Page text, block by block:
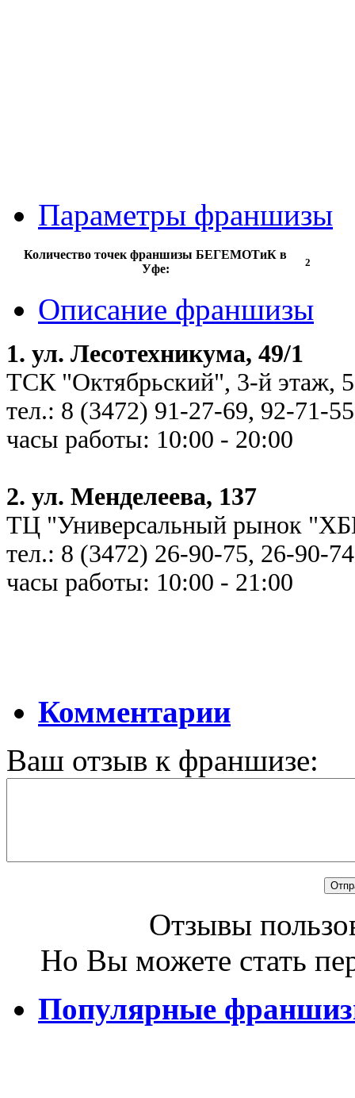
Параметры франшизы
Количество точек франшизы БЕГЕМОТиК в
Уфе:
2
Описание франшизы
1. ул. Лесотехникума, 49/1
ТСК "Октябрьский", 3-й этаж,
тел.: 8 (3472) 91-27-69, 92-71-55
часы работы: 10:00 - 20:00
2. ул. Менделеева, 137
ТЦ "Универсальный рынок
тел.: 8 (3472) 26-90-75, 26-90-74
часы работы: 10:00 - 21:00
Комментарии
Ваш отзыв к франшизе:
Отзывы
Но Вы можете стать
Популярные